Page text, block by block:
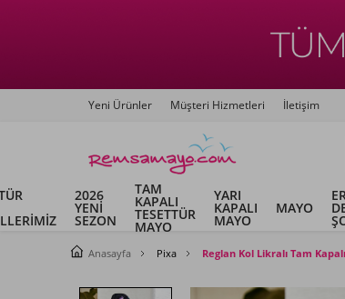
Yeni Ürünler Müşteri Hizmetleri İletişim
2026
YENİ
SEZON
TAM
KAPALI
TESETTÜR
MAYO
YARI
KAPALI
MAYO
MAYO
Anasayfa Pixa Reglan Kol Likralı Tam